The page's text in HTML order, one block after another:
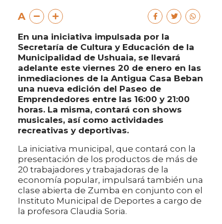
A
En una iniciativa impulsada por la
Secretaría de Cultura y Educación de la
Municipalidad de Ushuaia, se llevará
adelante este viernes 20 de enero en las
inmediaciones de la Antigua Casa Beban
una nueva edición del Paseo de
Emprendedores entre las 16:00 y 21:00
horas. La misma, contará con shows
musicales, así como actividades
recreativas y deportivas.
La iniciativa municipal, que contará con la
presentación de los productos de más de
20 trabajadores y trabajadoras de la
economía popular, impulsará también una
clase abierta de Zumba en conjunto con el
Instituto Municipal de Deportes a cargo de
la profesora Claudia Soria.